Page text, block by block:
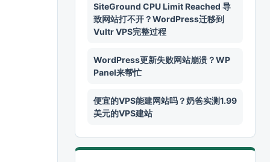
SiteGround CPU Limit Reached 导
致网站打不开？WordPress迁移到
Vultr VPS完整过程
WordPress更新失败网站崩溃？WP
Panel来帮忙
便宜的VPS能建网站吗？奶爸实测1.99
美元的VPS建站